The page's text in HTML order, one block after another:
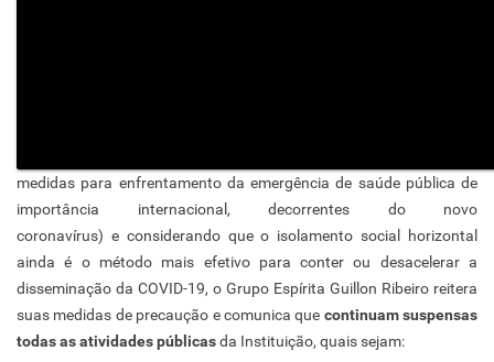
medidas para enfrentamento da emergência de saúde pública de
importância internacional, decorrentes do novo
coronavírus) e considerando que o isolamento social horizontal
ainda é o método mais efetivo para conter ou desacelerar a
disseminação da COVID-19, o Grupo Espírita Guillon Ribeiro reitera
suas medidas de precaução e comunica que continuam suspensas
todas as atividades públicasda Instituição, quais sejam: